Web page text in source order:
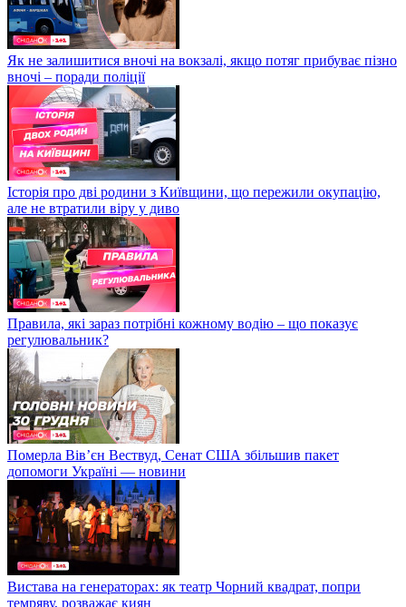
Як не залишитися вночі на вокзалі, якщо потяг прибуває пізно
вночі – поради поліції
Історія про дві родини з Київщини, що пережили окупацію,
але не втратили віру у диво
Правила, які зараз потрібні кожному водію – що показує
регулювальник?
Померла Вівʼєн Вествуд, Сенат США збільшив пакет
допомоги Україні — новини
Вистава на генераторах: як театр Чорний квадрат, попри
темряву, розважає киян